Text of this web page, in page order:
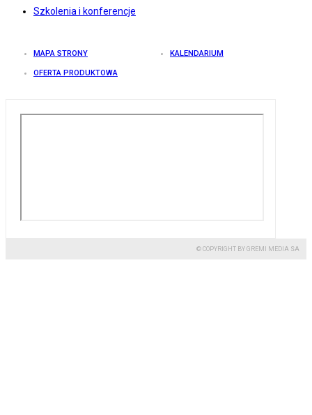
Szkolenia i konferencje
MAPA STRONY KALENDARIUM
OFERTA PRODUKTOWA
© COPYRIGHT BY GREMI MEDIA SA